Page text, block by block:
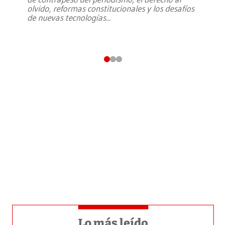
olvido, reformas constitucionales y los desafíos
de nuevas tecnologías...